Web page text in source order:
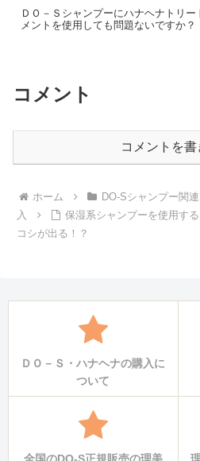
ＤＯ－Ｓシャンプーにハナヘナトリー
メントを使用しても問題ないですか？
コメント
コメントを書
ホーム DO-Sシャンプー関連
入
保湿系シャンプーを使用す
コシが出る！？
ＤＯ－Ｓ・ハナヘナの購入に
ついて
全国のDO-S正規販売の理美